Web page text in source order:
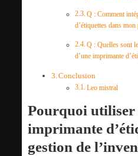
Q : Comment
d’étiquettes dans
Q : Quelles sont
d’une imprimante
Conclusion
Leo mistral
Pourquoi utiliser
imprimante
gestion de